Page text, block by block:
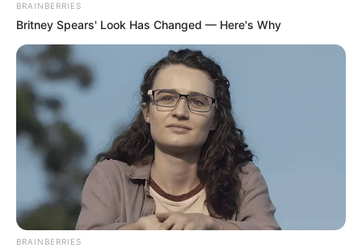
BRAINBERRIES
Britney Spears' Look Has Changed — Here's Why
BRAINBERRIES